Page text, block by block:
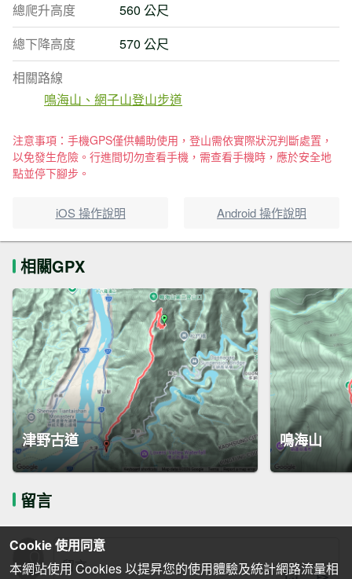
總爬升高度
560 公尺
總下降高度
570 公尺
相關路線
鳴海山、網子山登山步道
注意事項：手機GPS僅供輔助使用，登山需依實際狀況判斷處置，
以免發生危險。行進間切勿查看手機，需查看手機時，應於安全地
點並停下腳步。
iOS 操作說明 Android 操作說明
相關GPX
津野古道 鳴海山
留言
Cookie 使用同意
本網站使用 Cookies 以提昇您的使用體驗及統計網路流量相